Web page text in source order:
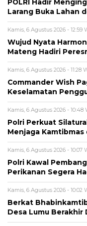
POLRI Hadir
Larang Buka Lahan
Kamis, 6 Agustus 2026 - 12:59
Wujud Nyata
Mateng Hadiri
Kamis, 6 Agustus 2026 - 11:28
Commander Wish
Keselamatan
Kamis, 6 Agustus 2026 - 10:48
Polri Perkuat
Menjaga Kamtibmas
Kamis, 6 Agustus 2026 - 10:07
Polri Kawal
Perikanan Segera
Kamis, 6 Agustus 2026 - 10:02
Berkat
Desa Lumu Berakhir